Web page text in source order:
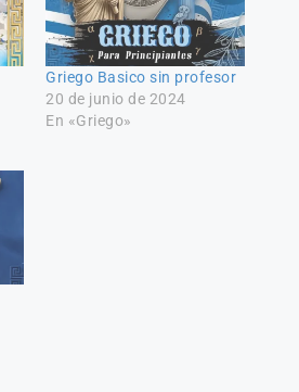
Griego Basico sin profesor
20 de junio de 2024
En «Griego»